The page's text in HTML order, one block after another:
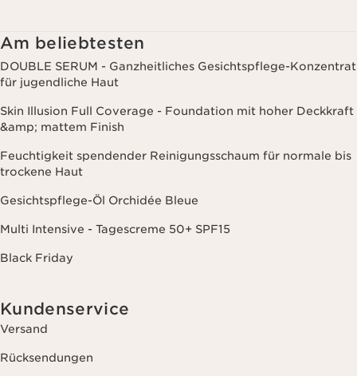
Websites Dritter, sowie für analytische Zwecke.
Am beliebtesten
DOUBLE SERUM - Ganzheitliches Gesichtspflege-Konzentrat
für jugendliche Haut
Skin Illusion Full Coverage - Foundation mit hoher Deckkraft
&amp; mattem Finish
Feuchtigkeit spendender Reinigungsschaum für normale bis
trockene Haut
Gesichtspflege-Öl Orchidée Bleue
Multi Intensive - Tagescreme 50+ SPF15
Black Friday
Kundenservice
Versand
Rücksendungen